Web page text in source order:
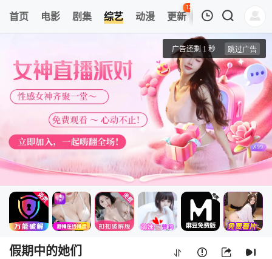
首页 电影 剧集 综艺 动漫 更新
127
热榜 APP
20251031(特别企划)
假期中的她们
假期中的她们